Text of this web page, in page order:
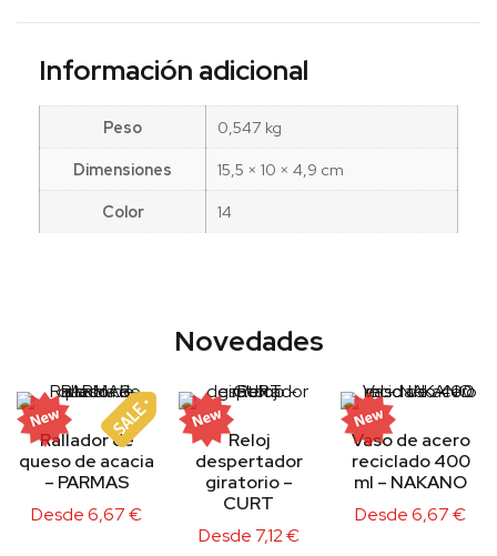
Información adicional
Peso
0,547 kg
Dimensiones
15,5 × 10 × 4,9 cm
Color
14
Novedades
Rallador de
queso de acacia
– PARMAS
Desde6,67€
Reloj
despertador
giratorio –
CURT
Desde 7,12€
Vaso de acero
reciclado 400
ml – NAKANO
Desde6,67€